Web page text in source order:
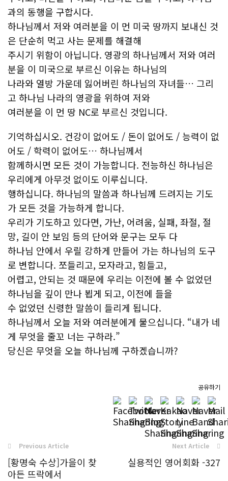
과의 동행을 구합시다.
하나님께서 저와 여러분을 이 먼 미국 땅까지 보내신 것
은 단순히 먹고 사는 문제를 해결해
주시기 위함이 아닙니다. 영광의 하나님께서 저와 여러
분을 이 미국으로 부르신 이유는 하나님의
나라와 열방 가운데 잃어버린 하나님의 자녀들… 그리
고 하나님 나라의 영광을 위하여 저와
여러분을 이 먼 땅 NC로 부르신 것입니다.
기억하십시오. 건강이 없어도 / 돈이 없어도 / 능력이 없
어도 / 학력이 없어도… 하나님께서
함께하시면 모든 것이 가능합니다. 전능하신 하나님은
우리에게 아무것 없이도 이루십니다.
행하십니다. 하나님의 말씀과 하나님께 드려지는 기도
가 모든 것을 가능하게 합니다.
우리가 기도하고 있다면, 가난, 어려움, 실패, 좌절, 절
망, 길이 안 보임 등의 단어와 문구는 모두 다
하나님 안에서 우릴 강하게 만들어 가는 하나님의 도구
로 변합니다. 쪼들리고, 모자라고, 힘들고,
어렵고, 안되는 것 때문에 우리는 이전에 볼 수 없었던
하나님을 깊이 만나 뵙게 되고, 이전에 들을
수 없었던 신령한 말씀이 들리게 됩니다.
하나님께서 오늘 저와 여러분에게 물으십니다. “내가 네
게 무엇을 줄꼬 너는 구하라.”
당신은 무엇을 오늘 하나님께 구하겠습니까?
공유하기
Previous Article
[황명숙 수상]가을이 찾
아든 뜨락에서
Next Article
실용적인 영어회화 -327